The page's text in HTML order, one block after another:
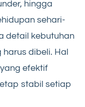
hingga
sehari-
detail kebutuhan
dibeli. Hal
efektif
stabil setiap